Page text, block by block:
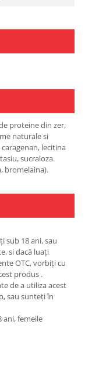
proteine din zer,
naturale si
lecitina
sucraloza.
bromelaina).
sub 18 ani, sau
si dacă luaţi
OTC, vorbiţi cu
produs .
de a utiliza acest
sau sunteţi în
ani, femeile